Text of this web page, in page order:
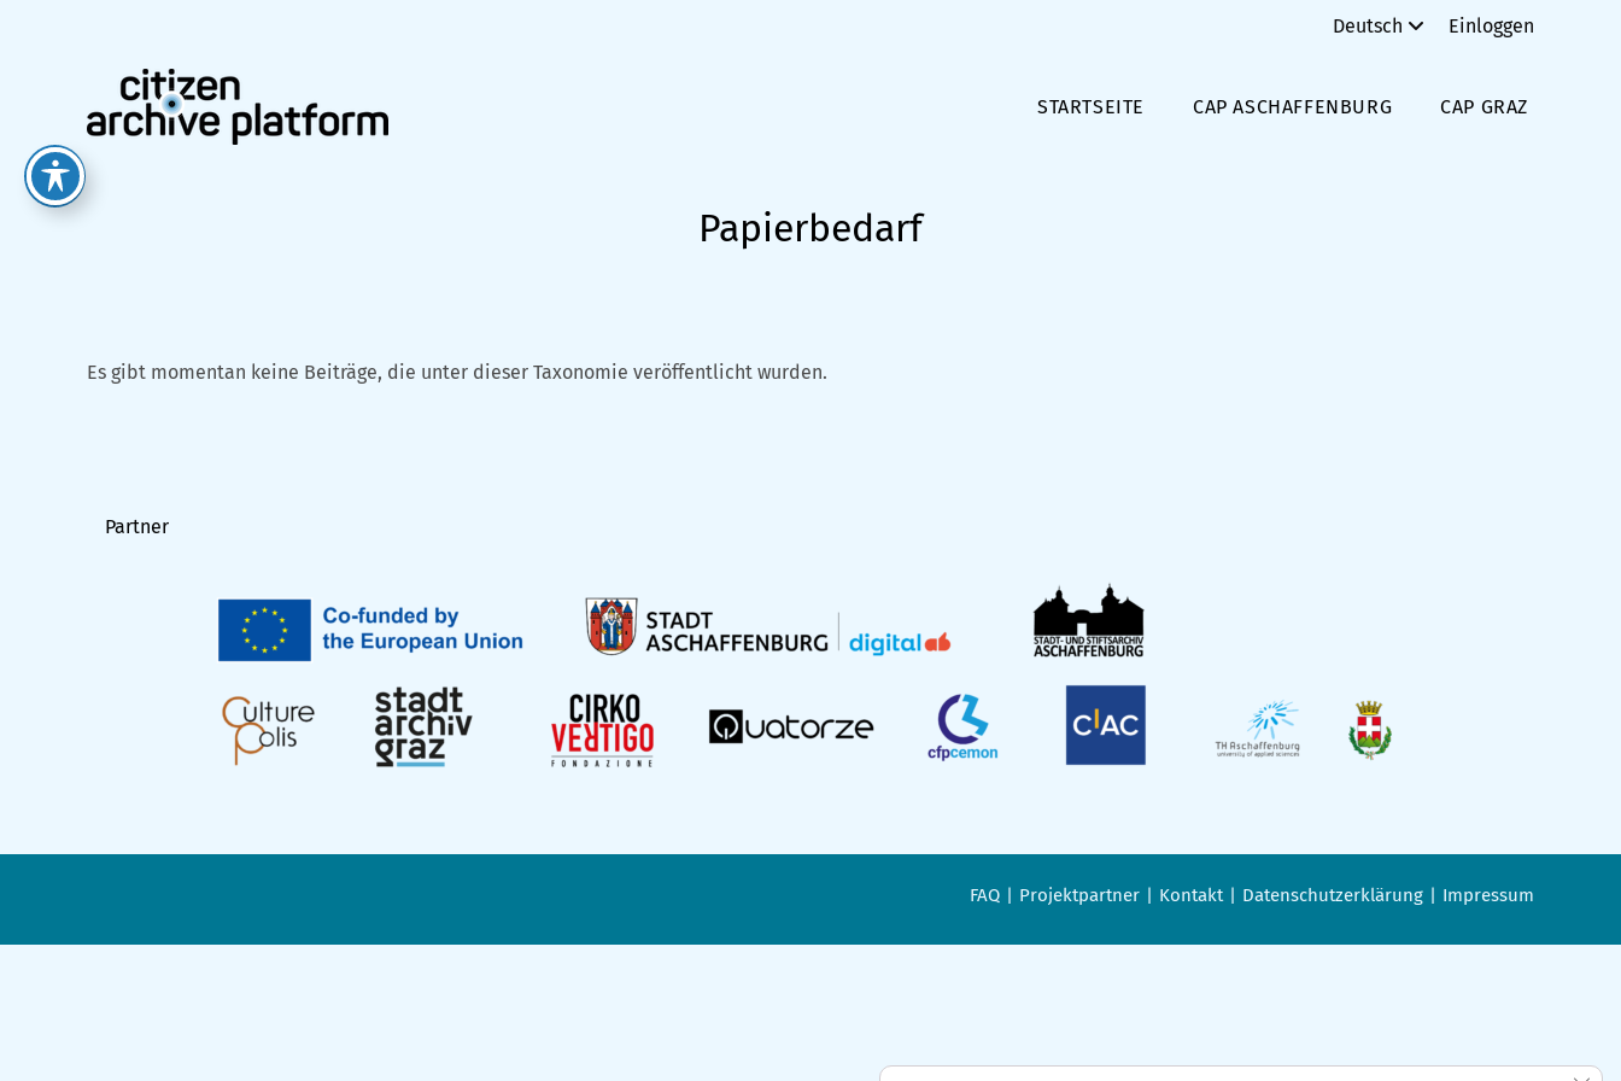
Deutsch Einloggen
STARTSEITE CAP ASCHAFFENBURG CAP GRAZ
Papierbedarf
Es gibt momentan keine Beiträge, die unter dieser Taxonomie veröffentlicht wurden.
Partner
FAQ Projektpartner Kontakt Datenschutzerklärung Impressum